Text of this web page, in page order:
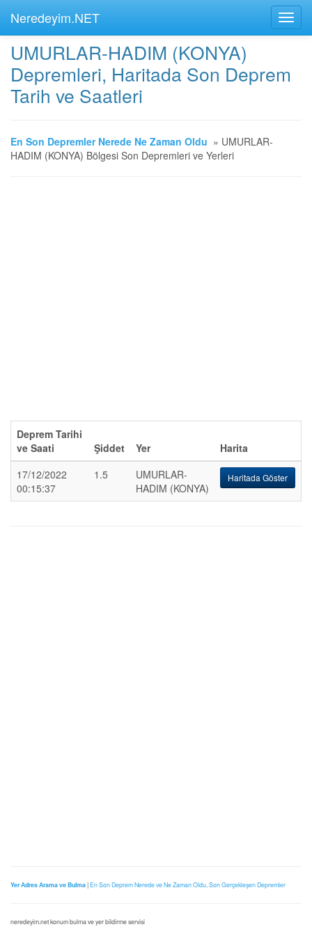
Neredeyim.NET
UMURLAR-HADIM (KONYA)
Depremleri, Haritada Son Deprem
Tarih ve Saatleri
En Son Depremler Nerede Ne Zaman Oldu » UMURLAR-
HADIM (KONYA) Bölgesi Son Depremleri ve Yerleri
Deprem Tarihi
ve Saati
Şiddet Yer
Harita
17/12/2022
00:15:37
1.5
UMURLAR-
HADIM (KONYA)
Haritada Göster
Yer Adres Arama ve Bulma|En Son Deprem Nerede ve Ne Zaman Oldu, Son Gerçekleşen Depremler
neredeyim.net konum bulma ve yer bildirme servisi